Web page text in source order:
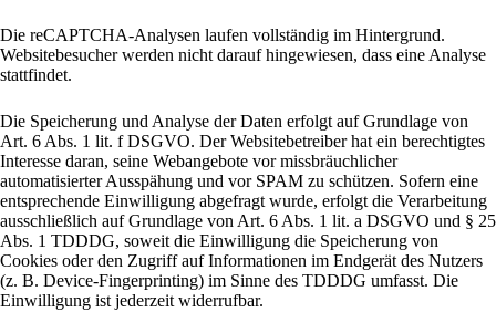
Die reCAPTCHA-Analysen laufen vollständig im Hintergrund.
Websitebesucher werden nicht darauf hingewiesen, dass eine Analyse
stattfindet.
Die Speicherung und Analyse der Daten erfolgt auf Grundlage von
Art. 6 Abs. 1 lit. f DSGVO. Der Websitebetreiber hat ein berechtigtes
Interesse daran, seine Webangebote vor missbräuchlicher
automatisierter Ausspähung und vor SPAM zu schützen. Sofern eine
entsprechende Einwilligung abgefragt wurde, erfolgt die Verarbeitung
ausschließlich auf Grundlage von Art. 6 Abs. 1 lit. a DSGVO und § 25
Abs. 1 TDDDG, soweit die Einwilligung die Speicherung von
Cookies oder den Zugriff auf Informationen im Endgerät des Nutzers
(z. B. Device-Fingerprinting) im Sinne des TDDDG umfasst. Die
Einwilligung ist jederzeit widerrufbar.